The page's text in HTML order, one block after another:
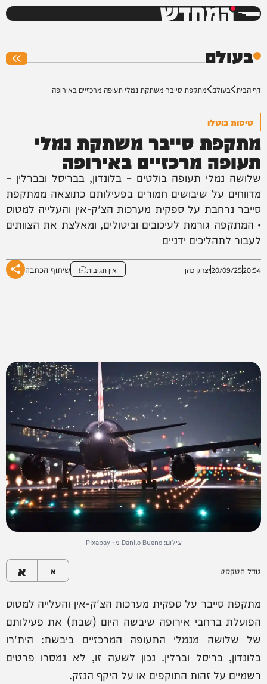
המחדש
בעולם
דף הבית בעולם מתקפת סייבר משתקת נמלי תעופה מרכזיים באירופה
טיסות בוטלו
מתקפת סייבר משתקת נמלי
תעופה מרכזיים באירופה
שלושה נמלי תעופה בולטים – בלונדון, בבריסל ובברלין –
מדווחים על שיבושים חמורים בפעילותם כתוצאה ממתקפת
סייבר נרחבת על ספקית מערכות הצ'ק-אין והעלייה למטוס
• המתקפה גורמת לעיכובים וביטולים, ומאלצת את הצוותים
לעבור לתהליכים ידניים
20:54
20/09/25יצחק כהן אין תגובות שיתוף הכתבה
צילום: Danilo Bueno מ- Pixabay
גודל הטקסט א א
מתקפת סייבר על ספקית מערכות הצ'ק-אין והעלייה למטוס
הפועלת ברחבי אירופה שיבשה היום (שבת) את פעילותם
של שלושה מנמלי התעופה המרכזיים ביבשת: הית'רו
בלונדון, בריסל וברלין. נכון לשעה זו, לא נמסרו פרטים
רשמיים על זהות התוקפים או על היקף הנזק.